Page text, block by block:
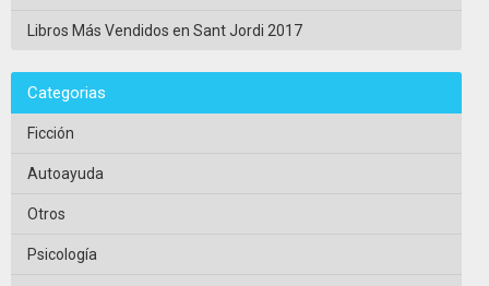
Libros Más Vendidos en Sant Jordi 2017
Categorias
Ficción
Autoayuda
Otros
Psicología